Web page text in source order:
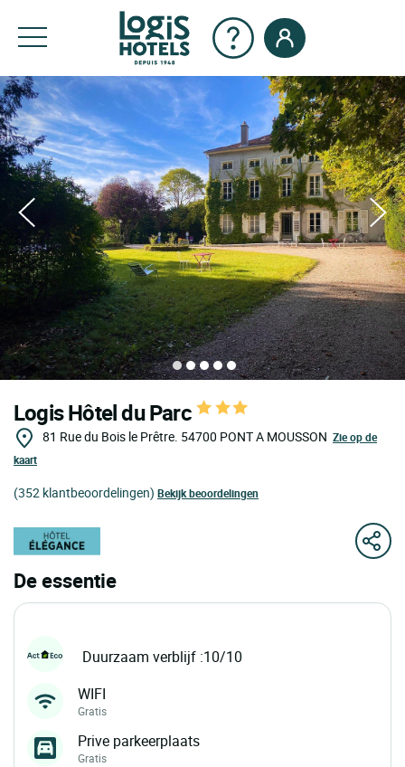
Logis Hôtel du Parc
81 Rue du Bois le Prêtre. 54700 PONT A MOUSSON Zie op de
kaart
(352 klantbeoordelingen) Bekijk beoordelingen
De essentie
Duurzaam verblijf :10/10
WIFI
Gratis
Prive parkeerplaats
Gratis